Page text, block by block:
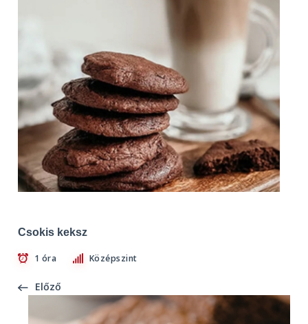
Csokis keksz
1 óra Középszint
Előző